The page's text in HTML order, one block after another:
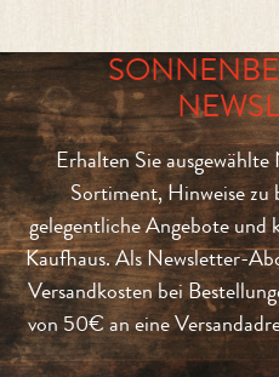
Erhalten Sie
Sortiment, Hinweise zu
gelegentliche Angebote und
Kaufhaus. Als Newsletter-
Versandkosten bei
von 50€ an eine